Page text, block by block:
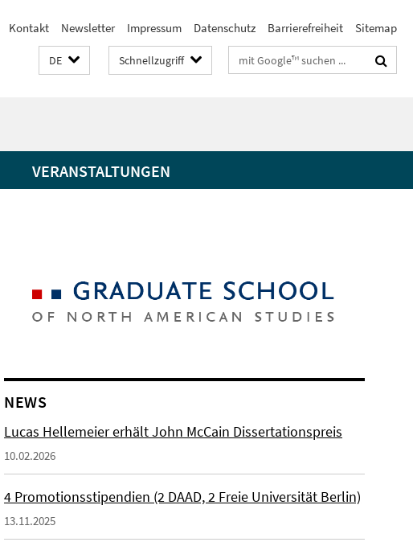
Kontakt Newsletter Impressum Datenschutz Barrierefreiheit Sitemap
DE Schnellzugriff Suchbegriffe
VERANSTALTUNGEN
NEWS
Lucas Hellemeier erhält John McCain Dissertationspreis
10.02.2026
4 Promotionsstipendien (2 DAAD, 2 Freie Universität Berlin)
13.11.2025